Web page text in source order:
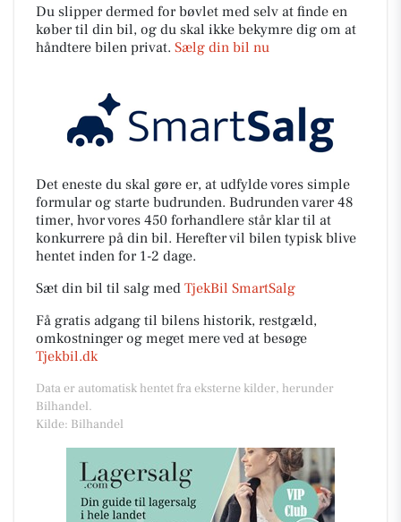
Du slipper dermed for bøvlet med selv at finde en
køber til din bil, og du skal ikke bekymre dig om at
håndtere bilen privat. Sælg din bil nu
Det eneste du skal gøre er, at udfylde vores simple
formular og starte budrunden. Budrunden varer 48
timer, hvor vores 450 forhandlere står klar til at
konkurrere på din bil. Herefter vil bilen typisk blive
hentet inden for 1-2 dage.
Sæt din bil til salg med TjekBil SmartSalg
Få gratis adgang til bilens historik, restgæld,
omkostninger og meget mere ved at besøge
Tjekbil.dk
Data er automatisk hentet fra eksterne kilder, herunder
Bilhandel.
Kilde: Bilhandel